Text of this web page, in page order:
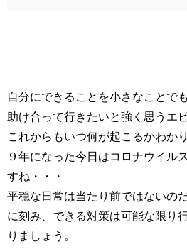
自分にできることを小さなことで
助け合って行きたいと強く思うエ
これからもいつ何が起こるかわか
９年になった今日はコロナウイル
すね・・・
平穏な日常は当たり前ではないの
に刻み、できる対策は可能な限り
りましょう。